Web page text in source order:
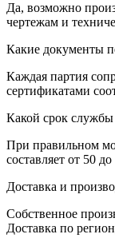
Да, возможно
чертежам и
Какие документы
Каждая партия
сертификатами
Какой срок
При правильном
составляет от 50
Доставка и
Собственное
Доставка по